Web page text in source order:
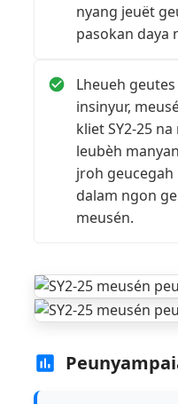
nyang jeuët
pasokan daya
Lheueh
insinyur,
kliet SY2-25
leubèh
jroh
dalam ngon
meusén.